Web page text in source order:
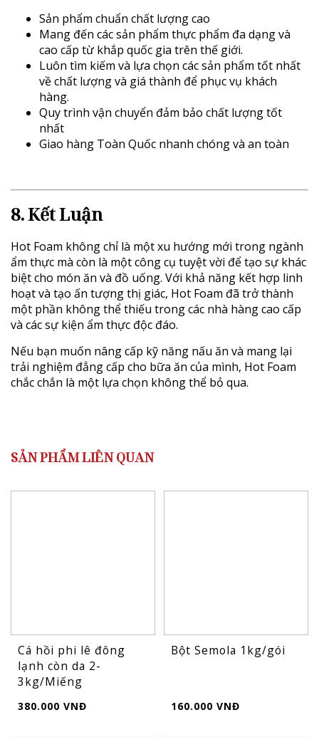
Sản phẩm chuẩn chất lượng cao
Mang đến các sản phẩm thực phẩm đa dạng và
cao cấp từ khắp quốc gia trên thế giới.
Luôn tìm kiếm và lựa chọn các sản phẩm tốt nhất
về chất lượng và giá thành để phục vụ khách
hàng.
Quy trình vận chuyển đảm bảo chất lượng tốt
nhất
Giao hàng Toàn Quốc nhanh chóng và an toàn
8. Kết Luận
Hot Foam không chỉ là một xu hướng mới trong ngành
ẩm thực mà còn là một công cụ tuyệt vời để tạo sự khác
biệt cho món ăn và đồ uống. Với khả năng kết hợp linh
hoạt và tạo ấn tượng thị giác, Hot Foam đã trở thành
một phần không thể thiếu trong các nhà hàng cao cấp
và các sự kiện ẩm thực độc đáo.
Nếu bạn muốn nâng cấp kỹ năng nấu ăn và mang lại
trải nghiệm đẳng cấp cho bữa ăn của mình, Hot Foam
chắc chắn là một lựa chọn không thể bỏ qua.
SẢN PHẨM LIÊN QUAN
Cá hồi phi lê đông
lạnh còn da 2-
3kg/Miếng
380.000 VNĐ
Bột Semola 1kg/gói
160.000 VNĐ